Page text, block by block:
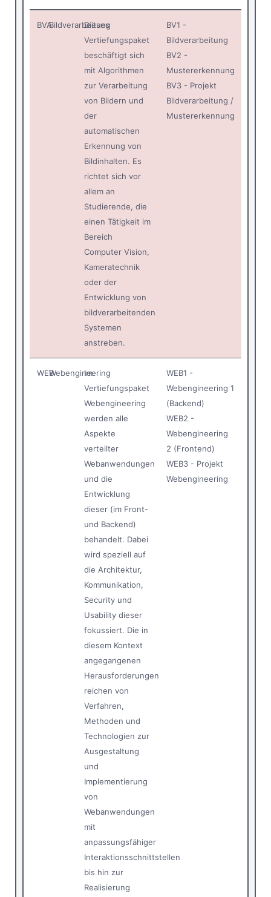
BVABildverarbeitung
Dieses
Vertiefungspaket
beschäftigt sich
mit Algorithmen
zur Verarbeitung
von Bildern und
der
automatischen
Erkennung von
Bildinhalten. Es
richtet sich vor
allem an
Studierende, die
einen Tätigkeit im
Bereich
Computer Vision,
Kameratechnik
oder der
Entwicklung von
bildverarbeitenden
Systemen
anstreben.
BV1 -
Bildverarbeitung
BV2 -
Mustererkennung
BV3 - Projekt
Bildverarbeitung /
Mustererkennung
WEBWebengineering
Im
Vertiefungspaket
Webengineering
werden alle
Aspekte
verteilter
Webanwendungen
und die
Entwicklung
dieser (im Front-
und Backend)
behandelt. Dabei
wird speziell auf
die Architektur,
Kommunikation,
Security und
Usability dieser
fokussiert. Die in
diesem Kontext
angegangenen
Herausforderungen
reichen von
Verfahren,
Methoden und
Technologien zur
Ausgestaltung
und
Implementierung
von
Webanwendungen
mit
anpassungsfähiger
Interaktionsschnittstellen
bis hin zur
Realisierung
WEB1 -
Webengineering 1
(Backend)
WEB2 -
Webengineering
2 (Frontend)
WEB3 - Projekt
Webengineering